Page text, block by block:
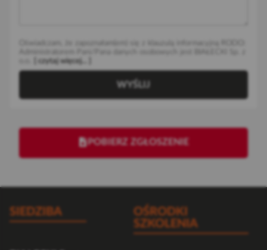
[ czytaj więcej... ]
WYŚLIJ
POBIERZ ZGŁOSZENIE
SIEDZIBA
OŚRODKI
SZKOLENIA